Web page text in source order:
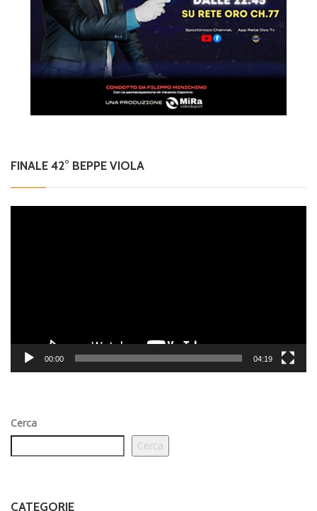
FINALE 42° BEPPE VIOLA
00:00 04:19
Cerca
Cerca
CATEGORIE